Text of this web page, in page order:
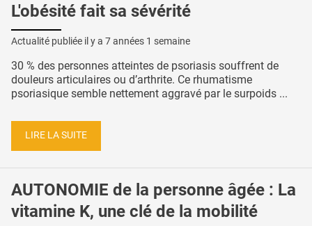
L'obésité fait sa sévérité
Actualité publiée il y a 7 années 1 semaine
30 % des personnes atteintes de psoriasis souffrent de
douleurs articulaires ou d’arthrite. Ce rhumatisme
psoriasique semble nettement aggravé par le surpoids ...
LIRE LA SUITE
AUTONOMIE de la personne âgée : La
vitamine K, une clé de la mobilité